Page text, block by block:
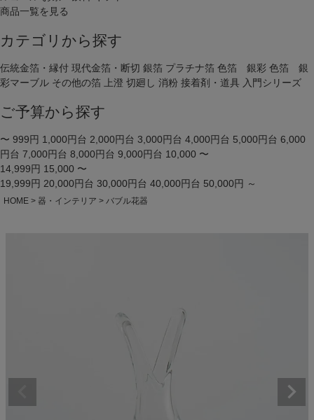
商品一覧を見る
カテゴリから探す
伝統金箔・縁付 現代金箔・断切 銀箔 プラチナ箔 色箔 銀彩 色箔 銀
彩マーブル その他の箔 上澄 切廻し 消粉 接着剤・道具 入門シリーズ
ご予算から探す
〜 999円 1,000円台 2,000円台 3,000円台 4,000円台 5,000円台 6,000
円台 7,000円台 8,000円台 9,000円台 10,000 〜
14,999円 15,000 〜
19,999円 20,000円台 30,000円台 40,000円台 50,000円 ～
HOME 器・インテリア バブル花器